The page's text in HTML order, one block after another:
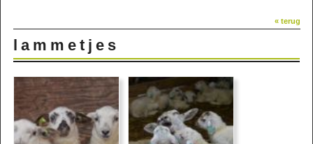
« terug
lammetjes